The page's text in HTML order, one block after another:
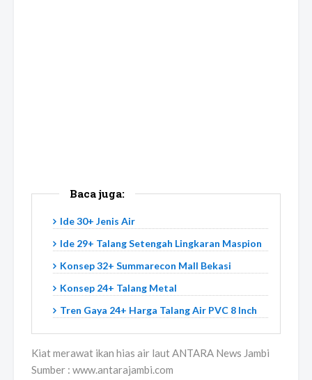
Baca juga:
Ide 30+ Jenis Air
Ide 29+ Talang Setengah Lingkaran Maspion
Konsep 32+ Summarecon Mall Bekasi
Konsep 24+ Talang Metal
Tren Gaya 24+ Harga Talang Air PVC 8 Inch
Kiat merawat ikan hias air laut ANTARA News Jambi
Sumber : www.antarajambi.com